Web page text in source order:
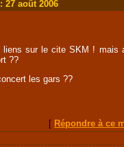
27 août 2006
sur le cite SKM ! mais
??
les gars ??
[ Répondre à ce